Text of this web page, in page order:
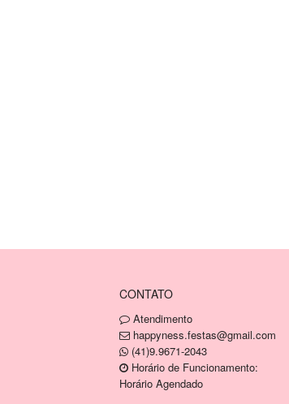
CONTATO
Atendimento
happyness.festas@gmail.com
(41)9.9671-2043
Horário de Funcionamento:
Horário Agendado